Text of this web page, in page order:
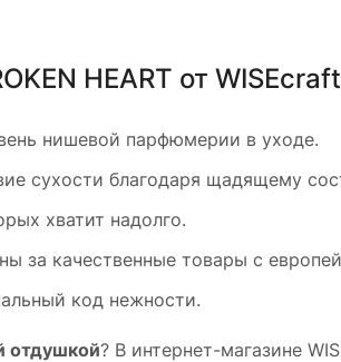
HEART от
нишевой парфюмерии в уходе.
сухости благодаря щадящему
хватит надолго.
за качественные товары с
код нежности.
отдушкой? В интернет-магазине